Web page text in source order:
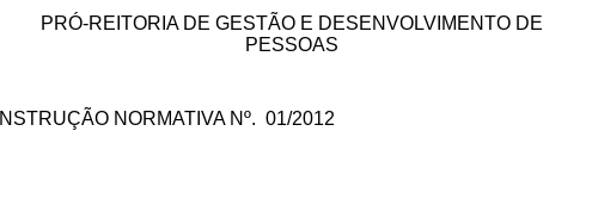
PRÓ-REITORIA DE GESTÃO E DESENVOLVIMENTO DE
PESSOAS
INSTRUÇÃO NORMATIVA Nº. 01/2012